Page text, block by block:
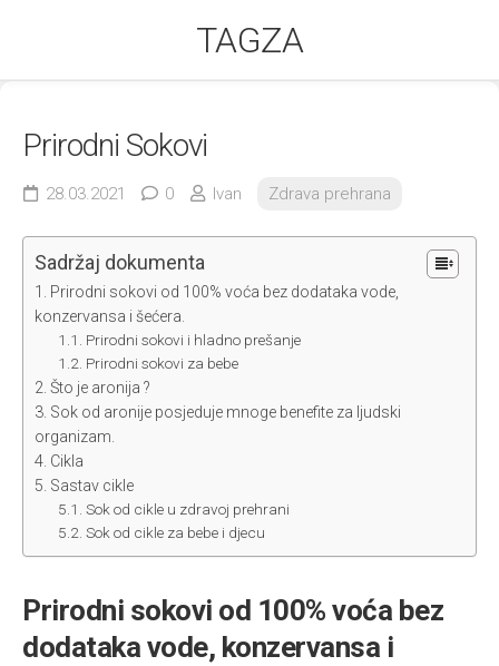
TAGZA
Prirodni Sokovi
28.03.2021 0 Ivan Zdrava prehrana
Sadržaj dokumenta
Prirodni sokovi od 100% voća bez dodataka vode,
konzervansa i šećera.
Prirodni sokovi i hladno prešanje
Prirodni sokovi za bebe
Što je aronija ?
Sok od aronije posjeduje mnoge benefite za ljudski
organizam.
Cikla
Sastav cikle
Sok od cikle u zdravoj prehrani
Sok od cikle za bebe i djecu
Prirodni sokovi od 100% voća bez
dodataka vode, konzervansa i